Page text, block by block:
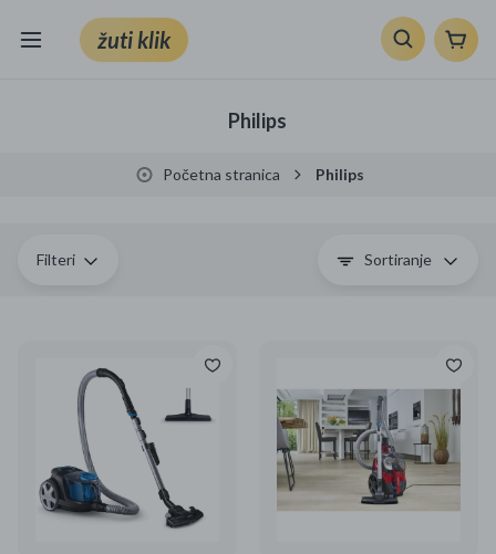
žuti klik
TV, audio i foto
Klik supermarket
Sport i slobodno vrijeme
Ljepota i zdravlje
Mame i bebe
Philips
Početna stranica Philips
Filteri Sortiranje